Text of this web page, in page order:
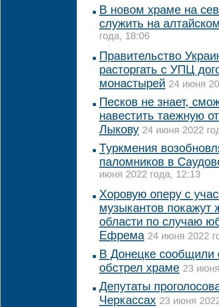
В новом храме на
служить на
года, 18:06
Правительство
расторгать с УПЦ
монастырей 24 июня
Песков не знает,
навестить таежную
Лыкову 24 июня 2022
Туркмения
паломников в
июня 2022 года, 12:13
Хоровую оперу с
музыкантов покажут
области по случаю
Ефрема 24 июня 2022
В Донецке
обстрел храме 23
Депутаты
Черкассах 23 июня